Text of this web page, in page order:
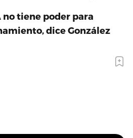
no tiene poder para
dice González